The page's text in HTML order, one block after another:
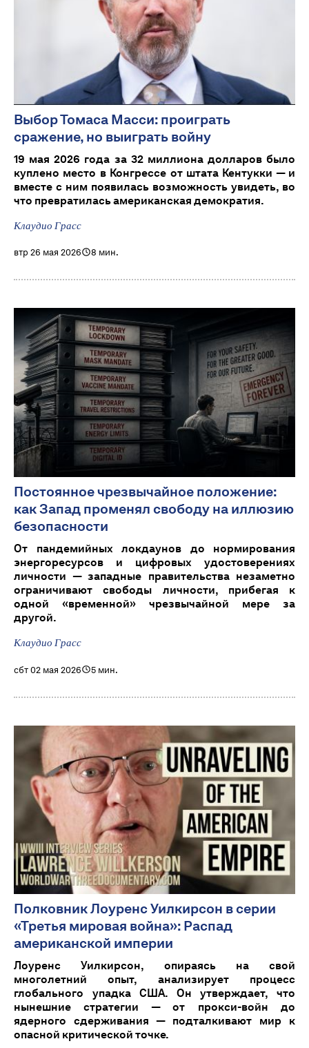
Выбор Томаса Масси: проиграть
сражение, но выиграть войну
19 мая 2026 года за 32 миллиона долларов было
куплено место в Конгрессе от штата Кентукки — и
вместе с ним появилась возможность увидеть, во
что превратилась американская демократия.
Клаудио Грасс
втр 26 мая 2026 8 мин.
Постоянное чрезвычайное положение:
как Запад променял свободу на иллюзию
безопасности
От пандемийных локдаунов до нормирования
энергоресурсов и цифровых удостоверениях
личности — западные правительства незаметно
ограничивают свободы личности, прибегая к
одной «временной» чрезвычайной мере за
другой.
Клаудио Грасс
сбт 02 мая 2026 5 мин.
Полковник Лоуренс Уилкирсон в серии
«Третья мировая война»: Распад
американской империи
Лоуренс Уилкирсон, опираясь на свой
многолетний опыт, анализирует процесс
глобального упадка США. Он утверждает, что
нынешние стратегии — от прокси-войн до
ядерного сдерживания — подталкивают мир к
опасной критической точке.